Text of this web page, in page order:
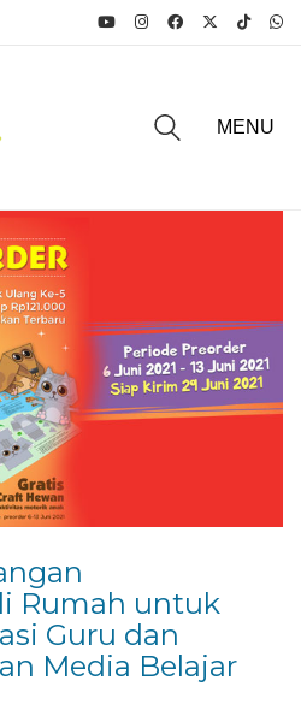
MENU
Rumah untuk
Guru dan
Media Belajar